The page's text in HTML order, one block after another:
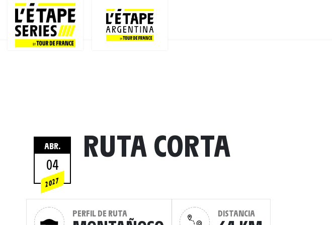
ABR.
04
2027
RUTA CORTA
PERFIL DE RUTA DISTANCIA